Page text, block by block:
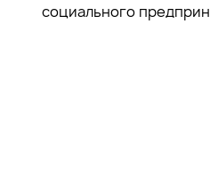
социального